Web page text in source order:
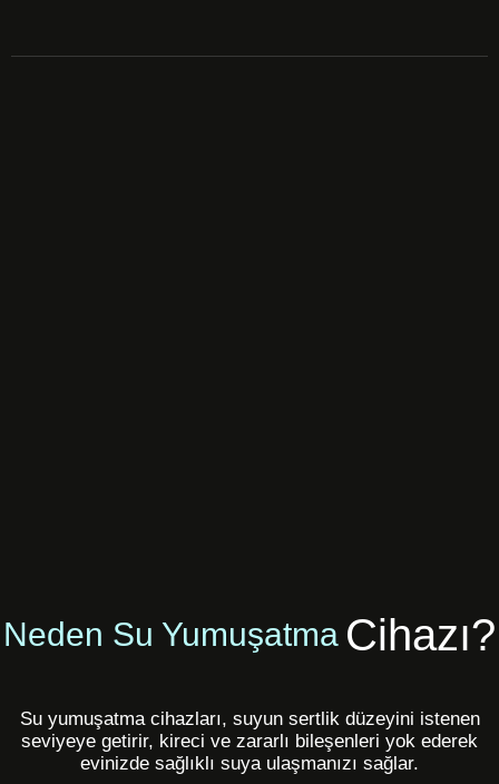
Neden Su Yumuşatma Cihazı?
Su yumuşatma cihazları, suyun sertlik düzeyini istenen
seviyeye getirir, kireci ve zararlı bileşenleri yok ederek
evinizde sağlıklı suya ulaşmanızı sağlar.